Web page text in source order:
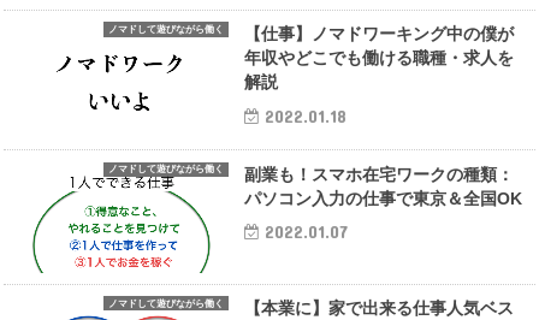
ノマドして遊びながら働く
【仕事】ノマドワーキング中の僕が
年収やどこでも働ける職種・求人を
解説
2022.01.18
ノマドして遊びながら働く
副業も！スマホ在宅ワークの種類：
パソコン入力の仕事で東京＆全国OK
2022.01.07
ノマドして遊びながら働く
【本業に】家で出来る仕事人気ベス